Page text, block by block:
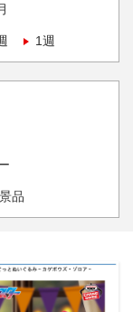
1週
品